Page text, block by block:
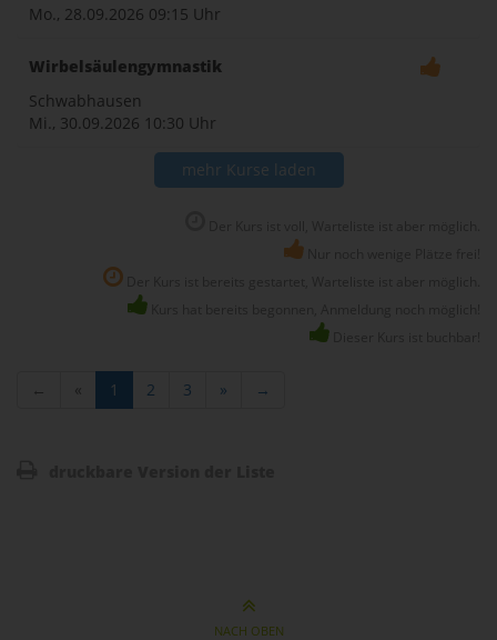
Mo., 28.09.2026 09:15 Uhr
Wirbelsäulengymnastik
Schwabhausen
Mi., 30.09.2026 10:30 Uhr
mehr Kurse laden
← « 1 2 3 » →
NACH OBEN